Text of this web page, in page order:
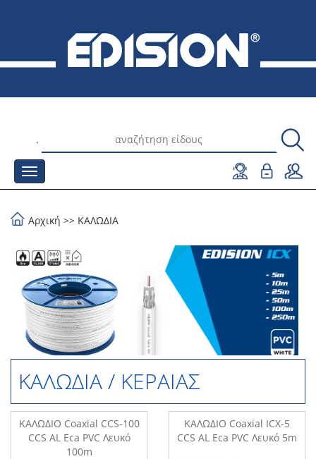
.
Αρχική >> ΚΑΛΩΔΙΑ
ΚΑΛΩΔΙΑ / ΚΕΡΑΙΑΣ
ΚΑΛΩΔΙΟ Coaxial CCS-100
CCS AL Eca PVC Λευκό
100m
ΚΑΛΩΔΙΟ Coaxial ICX-5
CCS AL Eca PVC Λευκό 5m